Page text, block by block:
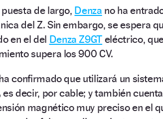
puesta de largo, Denza no ha
del Z. Sin embargo, se espera
en el del Denza Z9GT eléctrico,
supera los 900 CV.
confirmado que utilizará un
es decir, por cable; y también
magnético muy preciso en el